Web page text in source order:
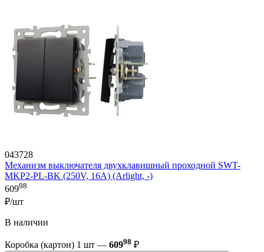
043728
Механизм выключателя двухклавишный проходной SWT-
MKP2-PL-BK (250V, 16A) (Arlight, -)
60998
₽/шт
В наличии
Коробка (картон) 1 шт — 60998 ₽